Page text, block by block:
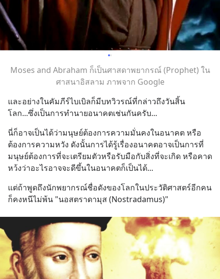
Moses and Abraham ก็เป็นศาสดาพยากรณ์ (Prophet) ใน
ศาสนาอิสลาม ภาพจาก Google
และอย่างในคัมภีร์ไบเบิลก็มีบทวิวรณ์ที่กล่าวถึงวันสิ้น
โลก...ซึ่งเป็นการทำนายอนาคตเช่นกันครับ...
นี่ก็อาจเป็นได้ว่ามนุษย์ต้องการความมั่นคงในอนาคต หรือ
ต้องการความหวัง ดังนั้นการได้รู้เรื่องอนาคตอาจเป็นการที่
มนุษย์ต้องการที่จะเตรียมตัวหรือรับมือกับสิ่งที่จะเกิด หรือคาด
หว้งว่าอะไรอาจจะดีขึ้นในอนาคตก็เป็นได้...
แต่ถ้าพูดถึงนักพยากรณ์ชื่อดังของโลกในประวัติศาสตร์อีกคน
ก็คงหนีไม่พ้น "นอสตราดามุส (Nostradamus)"